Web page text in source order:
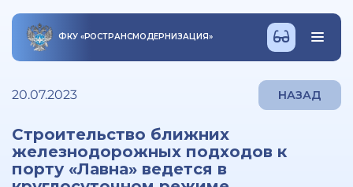
ФКУ «РОСТРАНСМОДЕРНИЗАЦИЯ»
20.07.2023 НАЗАД
Строительство ближних
железнодорожных подходов к
порту «Лавна» ведется в